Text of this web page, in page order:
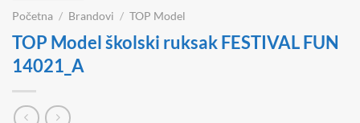
Početna / Brandovi / TOP Model
TOP Model školski ruksak FESTIVAL FUN
14021_A